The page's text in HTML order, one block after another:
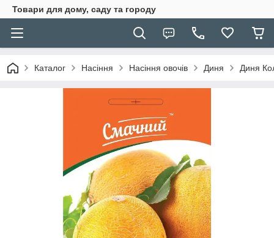
Товари для дому, саду та городу
Каталог Насіння Насіння овочів Диня Диня